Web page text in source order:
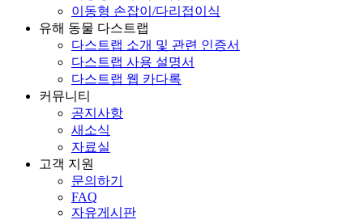
이동형 손잡이/다리접이식
유해 동물 다스트랩
다스트랩 소개 및 관련 인증서
다스트랩 사용 설명서
다스트랩 웹 카다록
커뮤니티
공지사항
새소식
자료실
고객 지원
문의하기
FAQ
자유게시판